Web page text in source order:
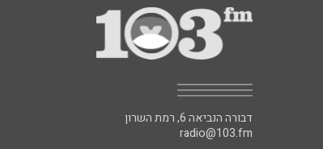
דבורה הנביאה 6, רמת השרון
radio@103.fm